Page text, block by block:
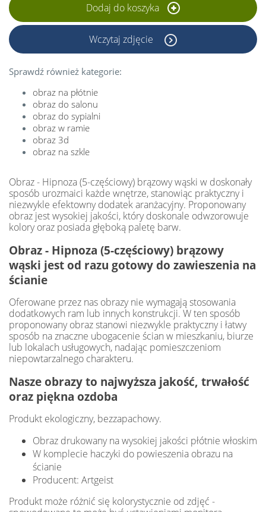
Dodaj do koszyka
Wczytaj zdjęcie
Sprawdź również kategorie:
obraz na płótnie
obraz do salonu
obraz do sypialni
obraz w ramie
obraz 3d
obraz na szkle
Obraz - Hipnoza (5-częściowy) brązowy wąski w doskonały
sposób urozmaici każde wnętrze, stanowiąc praktyczny i
niezwykle efektowny dodatek aranżacyjny. Proponowany
obraz jest wysokiej jakości, który doskonale odwzorowuje
kolory oraz posiada głęboką paletę barw.
Obraz - Hipnoza (5-częściowy) brązowy
wąski jest od razu gotowy do zawieszenia na
ścianie
Oferowane przez nas obrazy nie wymagają stosowania
dodatkowych ram lub innych konstrukcji. W ten sposób
proponowany obraz stanowi niezwykle praktyczny i łatwy
sposób na znaczne ubogacenie ścian w mieszkaniu, biurze
lub lokalach usługowych, nadając pomieszczeniom
niepowtarzalnego charakteru.
Nasze obrazy to najwyższa jakość, trwałość
oraz piękna ozdoba
Produkt ekologiczny, bezzapachowy.
Obraz drukowany na wysokiej jakości płótnie włoskim
W komplecie haczyki do powieszenia obrazu na
ścianie
Producent: Artgeist
Produkt może różnić się kolorystycznie od zdjęć -